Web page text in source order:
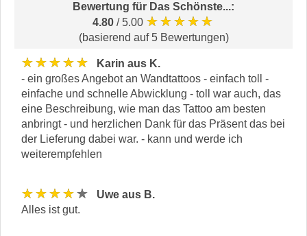
Bewertung für Das Schönste...:
4.80 / 5.00 ★★★★★
(basierend auf 5 Bewertungen)
★★★★★
Karin aus K.
- ein großes Angebot an Wandtattoos - einfach toll -
einfache und schnelle Abwicklung - toll war auch, das
eine Beschreibung, wie man das Tattoo am besten
anbringt - und herzlichen Dank für das Präsent das bei
der Lieferung dabei war. - kann und werde ich
weiterempfehlen
★★★★★
Uwe aus B.
Alles ist gut.